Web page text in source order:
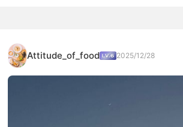
Attitude_of_food 2025/12/28